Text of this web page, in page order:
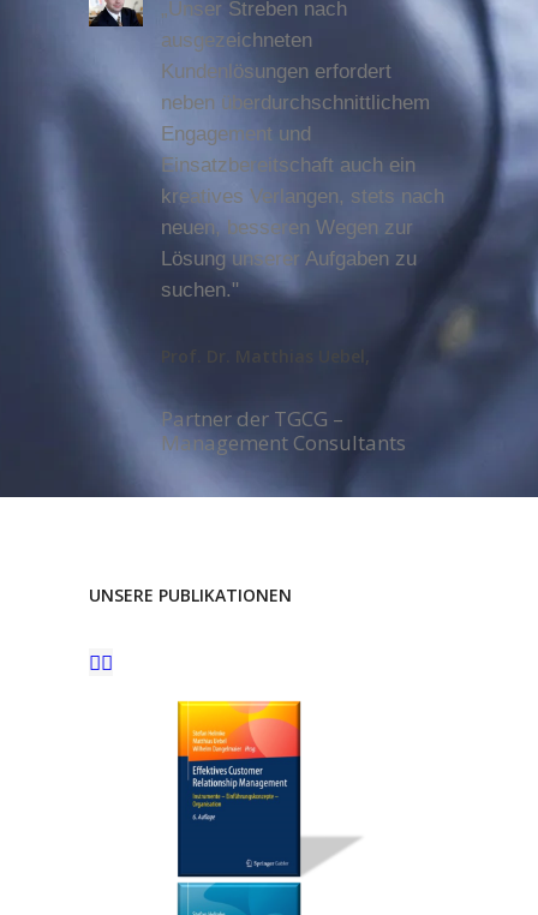
„Unser Streben nach
ausgezeichneten
Kundenlösungen erfordert
neben überdurchschnittlichem
Engagement und
Einsatzbereitschaft auch ein
kreatives Verlangen, stets nach
neuen, besseren Wegen zur
Lösung unserer Aufgaben zu
suchen."
Partner der TGCG –
Management Consultants
UNSERE PUBLIKATIONEN